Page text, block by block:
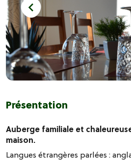
Présentation
Auberge familiale et
maison.
Langues étrangères parlées :